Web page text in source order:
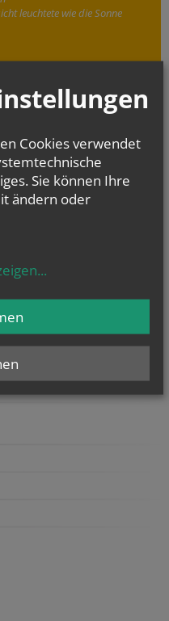
leuchtete wie die Sonne
Beginn der jeweiligen
können online kostenlos
Cookies verwendet
Sie können Ihre
ändern oder
...